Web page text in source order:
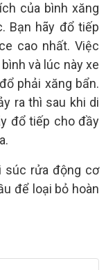
của bình xăng
Bạn hãy đổ tiếp
cao nhất. Việc
và lúc này xe
phải xăng bẩn.
ra thì sau khi di
đổ tiếp cho đầy
súc rửa động cơ
để loại bỏ hoàn